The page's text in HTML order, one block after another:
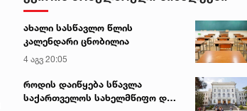
ახალი სასწავლო წლის
კალენდარი ცნობილია
4 აგვ 20:05
როდის დაიწყება სწავლა
საქართველოს სახელმწიფო და